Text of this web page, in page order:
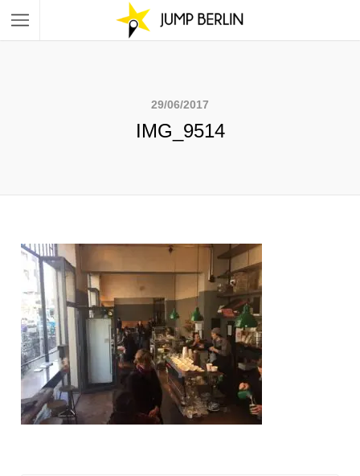
29/06/2017
IMG_9514